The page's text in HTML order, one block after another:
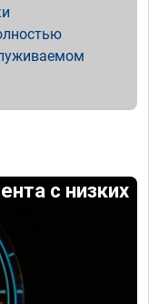
с низких